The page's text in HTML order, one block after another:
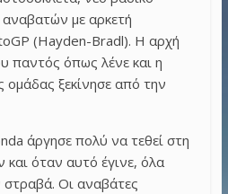
με αρκετή
(Hayden-Bradl). Η αρχή
παντός όπως λένε και η
ξεκίνησε από την
άργησε πολύ να τεθεί στη
όταν αυτό έγινε, όλα
Οι αναβάτες